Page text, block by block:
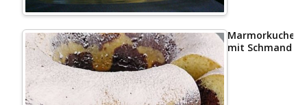
Marmorkuchen
mit Schmand